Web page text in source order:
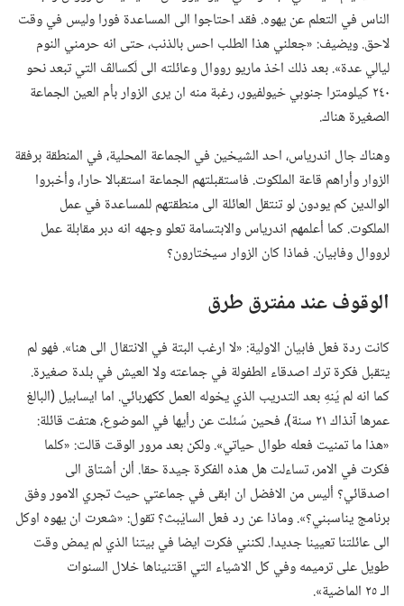
الناس في التعلم عن يهوه.‏ فقد احتاجوا الى المساعدة فورا وليس في وقت
لاحق.‏ ويضيف:‏ «جعلني هذا الطلب احس بالذنب،‏ حتى انه حرمني النوم
ليالي عدة».‏ بعد ذلك اخذ ماريو رووال وعائلته الى لَكسالڤ التي تبعد نحو
٢٤٠ كيلومترا جنوبي خيولفيور،‏ رغبة منه ان يرى الزوار بأم العين الجماعة
الصغيرة هناك.‏
وهناك جال اندرياس،‏ احد الشيخين في الجماعة المحلية،‏ في المنطقة برفقة
الزوار وأراهم قاعة الملكوت.‏ فاستقبلتهم الجماعة استقبالا حارا،‏ وأخبروا
الوالدين كم يودون لو تنتقل العائلة الى منطقتهم للمساعدة في عمل
الملكوت.‏ كما أعلمهم اندرياس والابتسامة تعلو وجهه انه دبر مقابلة عمل
لرووال وفابيان.‏ فماذا كان الزوار سيختارون؟‏
الوقوف عند مفترق طرق
كانت ردة فعل فابيان الاولية:‏ «لا ارغب البتة في الانتقال الى هنا».‏ فهو لم
يتقبل فكرة ترك اصدقاء الطفولة في جماعته ولا العيش في بلدة صغيرة.‏
كما انه لم يُنهِ بعد التدريب الذي يخوله العمل ككهربائي.‏ اما ايسابيل (‏البالغ
عمرها آنذاك ٢١ سنة)‏،‏ فحين سُئلت عن رأيها في الموضوع،‏ هتفت قائلة:‏
«هذا ما تمنيت فعله طوال حياتي».‏ ولكن بعد مرور الوقت قالت:‏ «كلما
فكرت في الامر،‏ تساءلت هل هذه الفكرة جيدة حقا.‏ ألن أشتاق الى
اصدقائي؟‏ أليس من الافضل ان ابقى في جماعتي حيث تجري الامور وفق
برنامج يناسبني؟‏».‏ وماذا عن رد فعل السايْبث؟‏ تقول:‏ «شعرت ان يهوه اوكل
الى عائلتنا تعيينا جديدا.‏ لكنني فكرت ايضا في بيتنا الذي لم يمض وقت
طويل على ترميمه وفي كل الاشياء التي اقتنيناها خلال السنوات
الـ‍ ٢٥ الماضية».‏